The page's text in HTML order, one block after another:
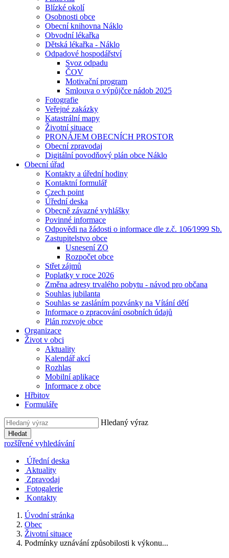
Blízké okolí
Osobnosti obce
Obecní knihovna Náklo
Obvodní lékařka
Dětská lékařka - Náklo
Odpadové hospodářství
Svoz odpadu
ČOV
Motivační program
Smlouva o výpůjčce nádob 2025
Fotografie
Veřejné zakázky
Katastrální mapy
Životní situace
PRONÁJEM OBECNÍCH PROSTOR
Obecní zpravodaj
Digitální povodňový plán obce Náklo
Obecní úřad
Kontakty a úřední hodiny
Kontaktní formulář
Czech point
Úřední deska
Obecně závazné vyhlášky
Povinné informace
Odpovědi na žádosti o informace dle z.č. 106⁄1999 Sb.
Zastupitelstvo obce
Usnesení ZO
Rozpočet obce
Střet zájmů
Poplatky v roce 2026
Změna adresy trvalého pobytu - návod pro občana
Souhlas jubilanta
Souhlas se zasláním pozvánky na Vítání dětí
Informace o zpracování osobních údajů
Plán rozvoje obce
Organizace
Život v obci
Aktuality
Kalendář akcí
Rozhlas
Mobilní aplikace
Informace z obce
Hřbitov
Formuláře
Hledaný výraz
Hledat
rozšířené vyhledávání
Úřední deska
Aktuality
Zpravodaj
Fotogalerie
Kontakty
Úvodní stránka
Obec
Životní situace
Podmínky uznávání způsobilosti k výkonu...